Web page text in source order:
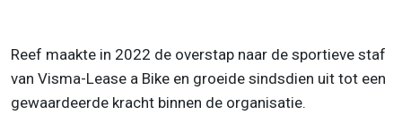
Reef maakte in 2022 de overstap naar de sportieve staf
van Visma-Lease a Bike en groeide sindsdien uit tot een
gewaardeerde kracht binnen de organisatie.